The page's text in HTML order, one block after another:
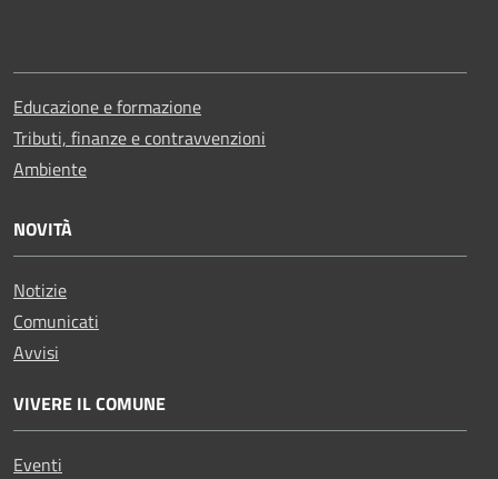
Educazione e formazione
Tributi, finanze e contravvenzioni
Ambiente
NOVITÀ
Notizie
Comunicati
Avvisi
VIVERE IL COMUNE
Eventi